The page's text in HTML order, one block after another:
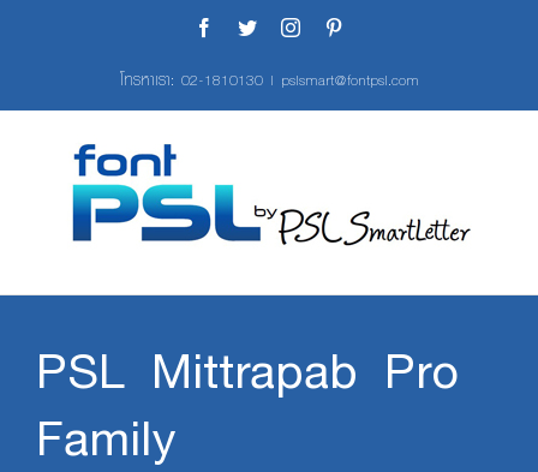
Facebook
TwitterInstagram
โทรหาเรา: 02-1810130 | pslsmart@fontpsl.com
PSL Mittrapab Pro
Family